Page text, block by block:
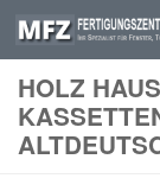
Skip to
HOLZ